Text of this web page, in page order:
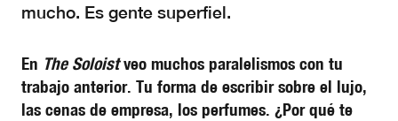
mucho. Es gente superfiel.
En The Soloistveo muchos paralelismos con tu
trabajo anterior. Tu forma de escribir sobre el lujo,
las cenas de empresa, los perfumes. ¿Por qué te